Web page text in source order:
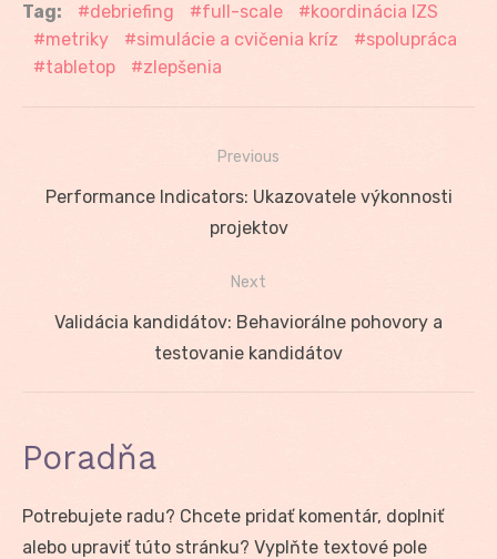
Tag: debriefing full-scale
koordinácia IZS
metriky
simulácie a cvičenia kríz
spolupráca
tabletop
zlepšenia
Navigácia
Previous
Previous
Performance Indicators: Ukazovatele výkonnosti
projektov
Next
Next
Validácia kandidátov: Behaviorálne pohovory a
testovanie kandidátov
Poradňa
Potrebujete radu? Chcete pridať komentár, doplniť
alebo upraviť túto stránku? Vyplňte textové pole